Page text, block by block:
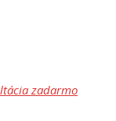
zadarmo